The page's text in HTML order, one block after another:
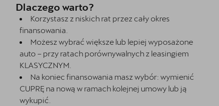
Dlaczego warto?
Korzystasz z niskich rat przez cały okres
finansowania.
Możesz wybrać większe lub lepiej wyposażone
auto – przy ratach porównywalnych z leasingiem
KLASYCZNYM.
Na koniec finansowania masz wybór: wymienić
CUPRĘ na nową w ramach kolejnej umowy lub ją
wykupić.